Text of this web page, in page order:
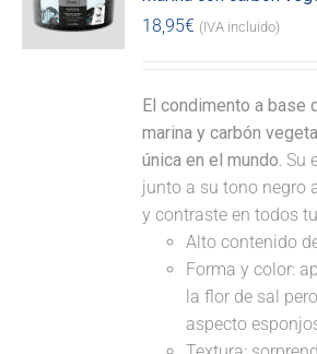
18,95€ (IVA incluido)
El condimento a base
marina y carbón
única en el mundo. Su
junto a su tono negro
y contraste en todos
Alto contenido
Forma y color:
la flor de sal
aspecto